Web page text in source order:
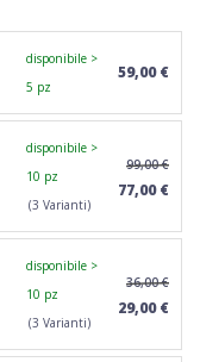
disponibile >
5 pz
59,00 €
disponibile >
10 pz
(3 Varianti)
99,00 €
77,00 €
disponibile >
10 pz
(3 Varianti)
36,00 €
29,00 €